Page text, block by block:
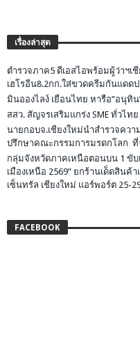
เรื่องล่าสุด
ตำรวจภาค5 ดีเอสไอพร้อมผู้ว่าฯเ
เฮโรอีน8.2กก.ใส่ขวดครีมกันแดดป
มินอองไลง์ เยือนไทย หารือ”อนุ
สสว. สัญจรเสริมแกร่ง SME ทั่วไ
นายกอบจ.เชียงใหม่นำสำรวจคว
ปรึกษาคณะกรรมการมรดกโลก ที่
กลุ่มจังหวัดภาคเหนือตอนบน 1 ขับ
เมืองเหนือ 2569” ยกร้านเด็ดสิน
เซ็นทรัล เชียงใหม่ แอร์พอร์ต 25-
FACEBOOK